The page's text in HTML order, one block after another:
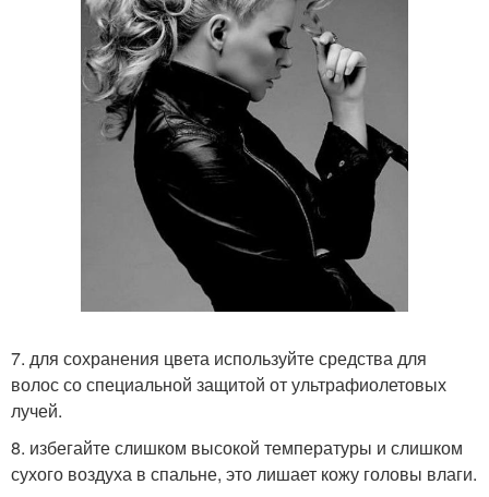
7. для сохранения цвета используйте средства для
волос со специальной защитой от ультрафиолетовых
лучей.
8. избегайте слишком высокой температуры и слишком
сухого воздуха в спальне, это лишает кожу головы влаги.